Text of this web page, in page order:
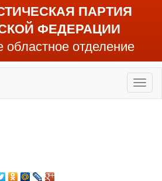
ПАРТИЯ
ФЕДЕРАЦИИ
областное отделение